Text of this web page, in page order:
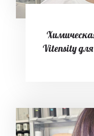
Vitensity